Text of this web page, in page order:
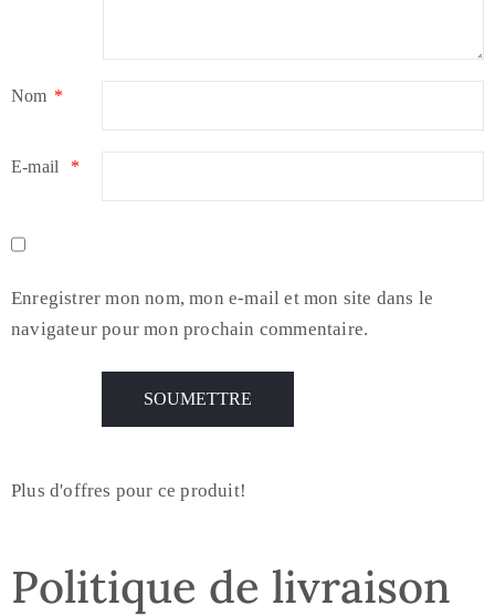
Nom *
E-mail *
Enregistrer mon nom, mon e-mail et mon site dans le
navigateur pour mon prochain commentaire.
Plus d'offres pour ce produit!
Politique de livraison